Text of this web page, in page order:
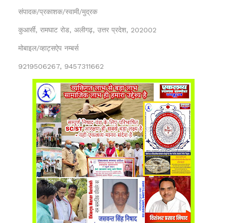
संपादक/प्रकाशक/स्वामी/मुद्रक
कुआर्सी, रामघाट रोड, अलीगढ़, उत्तर प्रदेश, 202002
मोबाइल/व्हाट्सऐप नम्बर्स
9219506267, 9457311662